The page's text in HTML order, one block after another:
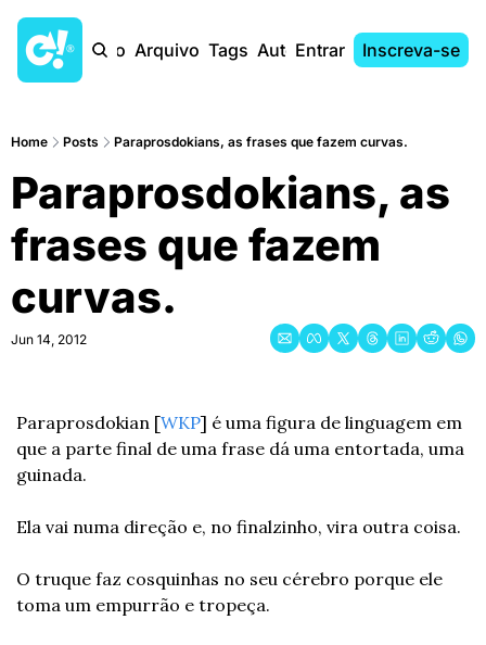
Início Arquivo Tags AutoresEntrar Inscreva-se
Home Posts Paraprosdokians, as frases que fazem curvas.
Paraprosdokians, as
frases que fazem
curvas.
Jun 14, 2012
Paraprosdokian [WKP] é uma figura de linguagem em
que a parte final de uma frase dá uma entortada, uma
guinada.
Ela vai numa direção e, no finalzinho, vira outra coisa.
O truque faz cosquinhas no seu cérebro porque ele
toma um empurrão e tropeça.